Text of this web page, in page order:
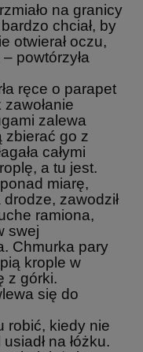
na granicy
chciał, by
otwierał oczu,
powtórzyła
ręce o parapet
zalewa
zbierać go z
całymi
a tu jest.
miarę,
zawodził
ramiona,
swej
Chmurka pary
krople w
z górki.
się do
kiedy nie
na łóżku.